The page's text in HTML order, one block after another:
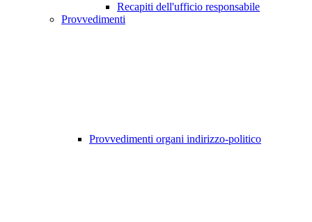
Recapiti dell'ufficio responsabile
Provvedimenti
Provvedimenti organi indirizzo-politico